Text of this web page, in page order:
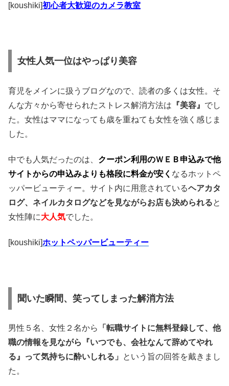
[koushiki]初心者大歓迎のカメラ教室
女性人気一位はやっぱり美容
育児をメインに扱うブログなので、読者の多くは女性。そ
んな方々から寄せられたストレス解消方法は 『美容』 でし
た。女性はママになっても歳を重ねても女性を強く感じま
した。
中でも人気だったのは、 クーポン利用のＷＥＢ申込みで他
サイトからの申込みよりも格段に料金が安く なるホットペ
ッパービューティー。サイト内に用意されているヘアカタ
ログ、ネイルカタログなどを見ながらお店も決められると
女性陣に大人気でした。
[koushiki]ホットペッパービューティー
聞いた瞬間、笑ってしまった解消方法
男性５名、女性２名から
「転職サイトに無料登録して、他
職の情報を見ながら『いつでも、会社なんて辞めてやれ
る』って気持ちに酔いしれる」
という旨の回答を戴きまし
た。